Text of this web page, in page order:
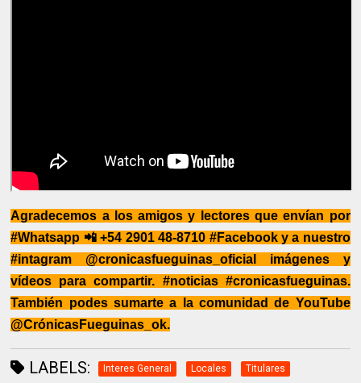
Agradecemos a los amigos y lectores que envían por
#Whatsapp 📲 +54 2901 48-8710 #Facebook y a nuestro
#intagram @cronicasfueguinas_oficial imágenes y
vídeos para compartir. #noticias #cronicasfueguinas.
También podes sumarte a la comunidad de YouTube
@CrónicasFueguinas_ok.
LABELS: Interes General Locales Titulares